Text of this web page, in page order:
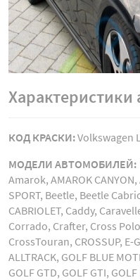
Характеристики
КОД КРАСКИ:Volkswagen
МОДЕЛИ АВТОМОБИЛЕЙ:
Amarok, AMAROK
SPORT, Beetle, Beetle
CABRIOLET, Caddy,
Corrado, Crafter, Cross
CrossTouran, CROSSUP, E-
ALLTRACK, GOLF BLUE
GOLF GTD, GOLF GTI,